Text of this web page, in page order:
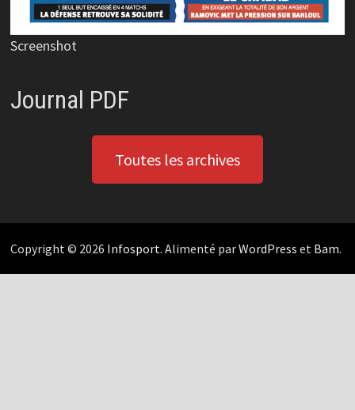
Screenshot
Journal PDF
Toutes les archives
Copyright © 2026 Infosport. Alimenté parWordPress et Bam.